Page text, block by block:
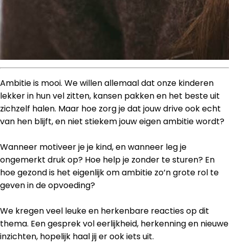
Ambitie is mooi. We willen allemaal dat onze kinderen
lekker in hun vel zitten, kansen pakken en het beste uit
zichzelf halen. Maar hoe zorg je dat jouw drive ook echt
van hen blijft, en niet stiekem jouw eigen ambitie wordt?
Wanneer motiveer je je kind, en wanneer leg je
ongemerkt druk op? Hoe help je zonder te sturen? En
hoe gezond is het eigenlijk om ambitie zo’n grote rol te
geven in de opvoeding?
We kregen veel leuke en herkenbare reacties op dit
thema. Een gesprek vol eerlijkheid, herkenning en nieuwe
inzichten, hopelijk haal jij er ook iets uit.